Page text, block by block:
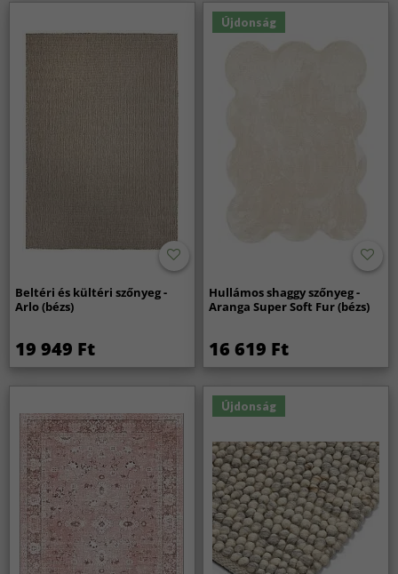
Beltéri és kültéri szőnyeg -
Arlo (bézs)
19 949 Ft
Újdonság
Hullámos shaggy szőnyeg -
Aranga Super Soft Fur (bézs)
16 619 Ft
Újdonság